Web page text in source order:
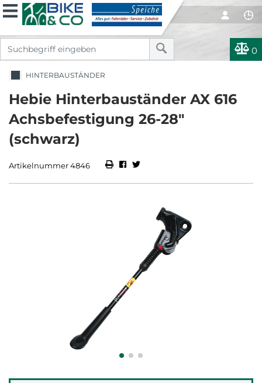
0
HINTERBAUSTÄNDER
Hebie Hinterbauständer AX 616
Achsbefestigung 26-28"
(schwarz)
Artikelnummer 4846